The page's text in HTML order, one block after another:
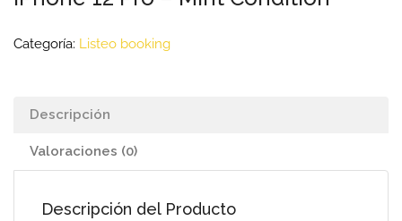
Categoría: Listeo booking
Descripción
Valoraciones (0)
Descripción del Producto